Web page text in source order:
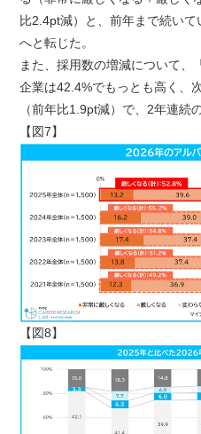
比2.4pt減）と、前年まで続い
へと転じた。
また、採用数の増減について、
企業は42.4%でもっとも高く、
（前年比1.9pt減）で、2年連続
【図7】
【図8】